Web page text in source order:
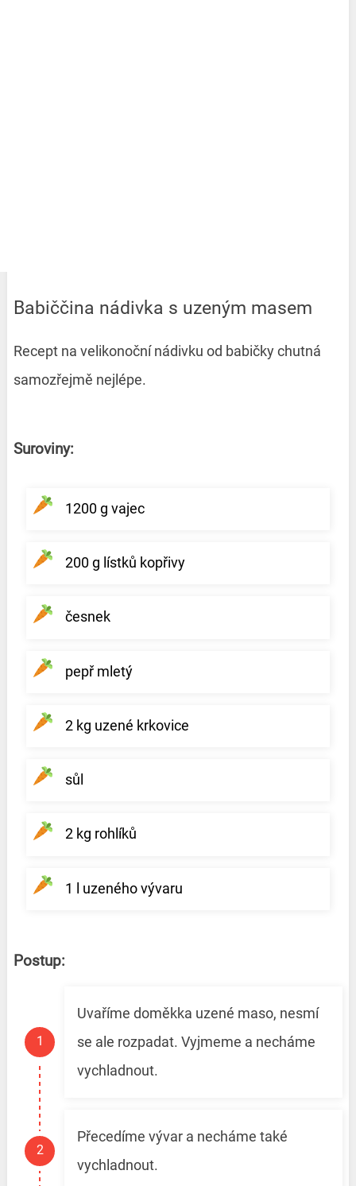
Babiččina nádivka s uzeným masem
Recept na velikonoční nádivku od babičky chutná
samozřejmě nejlépe.
Suroviny:
1200 g vajec
200 g lístků kopřivy
česnek
pepř mletý
2 kg uzené krkovice
sůl
2 kg rohlíků
1 l uzeného vývaru
Postup:
Uvaříme doměkka uzené maso, nesmí
se ale rozpadat. Vyjmeme a necháme
vychladnout.
Přecedíme vývar a necháme také
vychladnout.